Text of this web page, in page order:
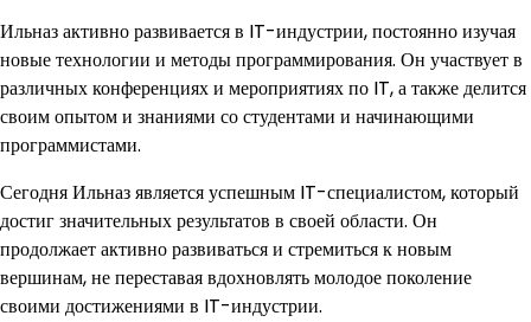
Ильназ активно развивается в IT-индустрии, постоянно изучая
новые технологии и методы программирования. Он участвует в
различных конференциях и мероприятиях по IT, а также делится
своим опытом и знаниями со студентами и начинающими
программистами.
Сегодня Ильназ является успешным IT-специалистом, который
достиг значительных результатов в своей области. Он
продолжает активно развиваться и стремиться к новым
вершинам, не переставая вдохновлять молодое поколение
своими достижениями в IT-индустрии.